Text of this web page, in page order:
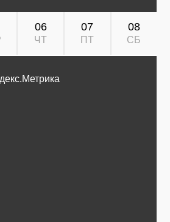
06
ЧТ
07
ПТ
08
СБ